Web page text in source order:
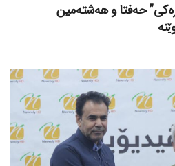
حه‌فتا و هه‌شته‌مین